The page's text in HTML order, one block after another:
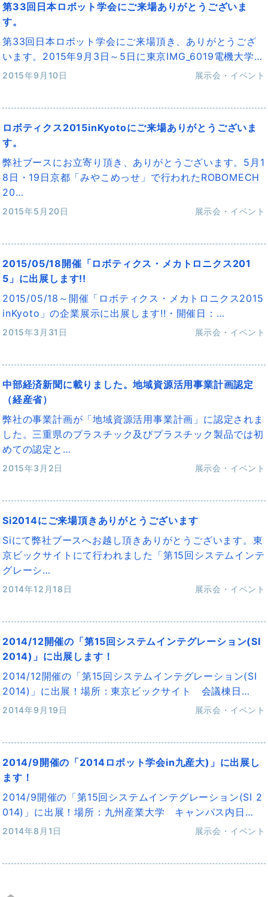
第33回日本ロボット学会にご来場ありがとうございま
す。
第33回日本ロボット学会にご来場頂き、ありがとうござ
います。 2015年9月3日～5日に東京IMG_6019電機大学…
2015年9月10日 展示会・イベント
ロボティクス2015inKyotoにご来場ありがとうございま
す。
弊社ブースにお立寄り頂き、ありがとうございます。5月1
8日・19日京都「みやこめっせ」で行われたROBOMECH
20…
2015年5月20日 展示会・イベント
2015/05/18開催「ロボティクス・メカトロニクス201
5」に出展します!!
2015/05/18～開催「ロボティクス・メカトロニクス2015
inKyoto」の企業展示に出展します!!・開催日：…
2015年3月31日 展示会・イベント
中部経済新聞に載りました。地域資源活用事業計画認定
（経産省）
弊社の事業計画が「地域資源活用事業計画」に認定されま
した。三重県のプラスチック及びプラスチック製品では初
めての認定と…
2015年3月2日 展示会・イベント
Si2014にご来場頂きありがとうございます
Siにて弊社ブースへお越し頂きありがとうございます。東
京ビックサイトにて行われました「第15回システムインテ
グレーシ…
2014年12月18日 展示会・イベント
2014/12開催の「第15回システムインテグレーション(SI
2014)」に出展します！
2014/12開催の「第15回システムインテグレーション(SI
2014)」に出展！場所：東京ビックサイト 会議棟日…
2014年9月19日 展示会・イベント
2014/9開催の「2014ロボット学会in九産大)」に出展し
ます！
2014/9開催の「第15回システムインテグレーション(SI 2
014)」に出展！場所：九州産業大学 キャンパス内日…
2014年8月1日 展示会・イベント